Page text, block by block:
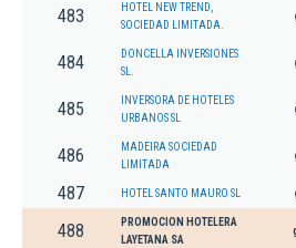
483
HOTEL NEW TREND,
SOCIEDAD LIMITADA.
484
DONCELLA INVERSIONES
SL.
485
INVERSORA DE HOTELES
URBANOS SL
486
MADEIRA SOCIEDAD
LIMITADA
487 HOTEL SANTO MAURO SL
488
PROMOCION HOTELERA
LAYETANA SA